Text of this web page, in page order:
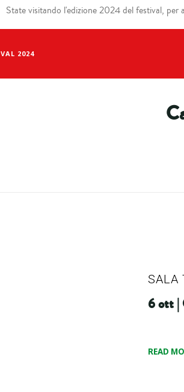
2024
State visitando l'edizione 2024 del festival, per
SALA
6 ott |
READ